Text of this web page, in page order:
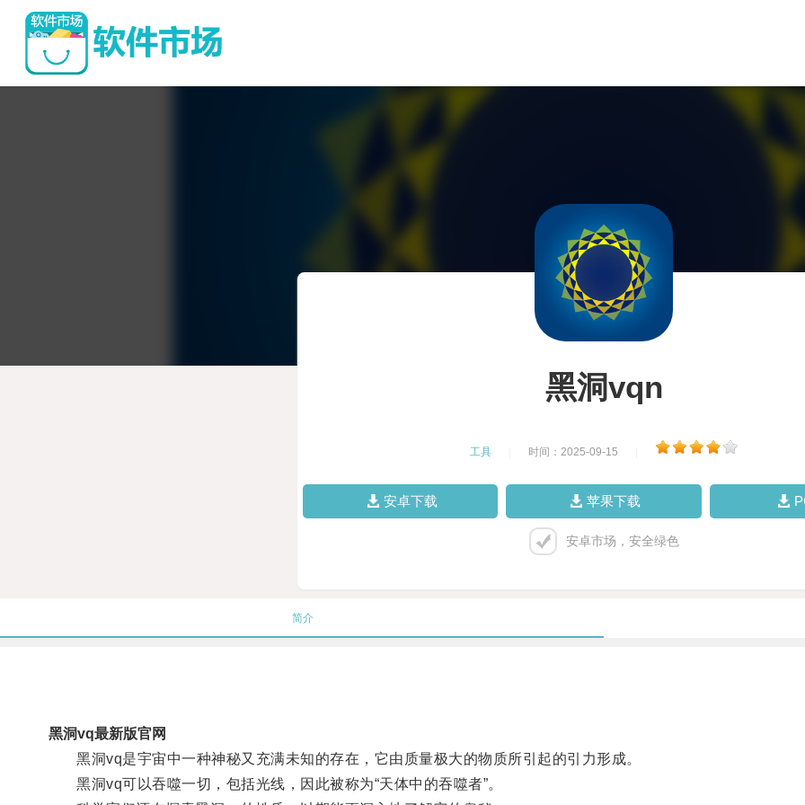
黑洞vqn
工具 时间：2025-09-15
安卓下载 苹果下载
安卓市场，安全绿色
简介
黑洞vq最新版官网
黑洞vq是宇宙中一种神秘又充满未知的存在，它由质量极大的物质所引起的引力形成。
黑洞vq可以吞噬一切，包括光线，因此被称为“天体中的吞噬者”。